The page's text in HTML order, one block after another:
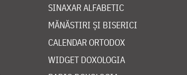
SINAXAR ALFABETIC
MĂNĂSTIRI ȘI BISERICI
CALENDAR ORTODOX
WIDGET DOXOLOGIA